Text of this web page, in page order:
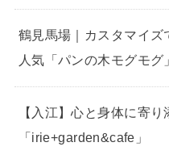
鶴見馬場｜カスタマイ
人気「パンの木モグモグ」
【入江】心と身体に寄
「irie+garden&cafe」